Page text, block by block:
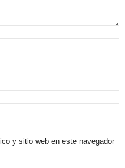
y sitio web en este navegador